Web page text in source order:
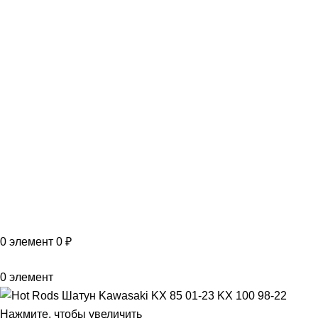
0 элемент 0 ₽
0 элемент
Нажмите, чтобы увеличить